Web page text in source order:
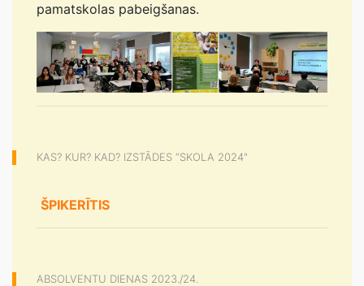
pamatskolas pabeigšanas.
KAS? KUR? KAD? IZSTĀDES “SKOLA 2024"
ŠPIKERĪTIS
ABSOLVENTU DIENAS 2023./24.